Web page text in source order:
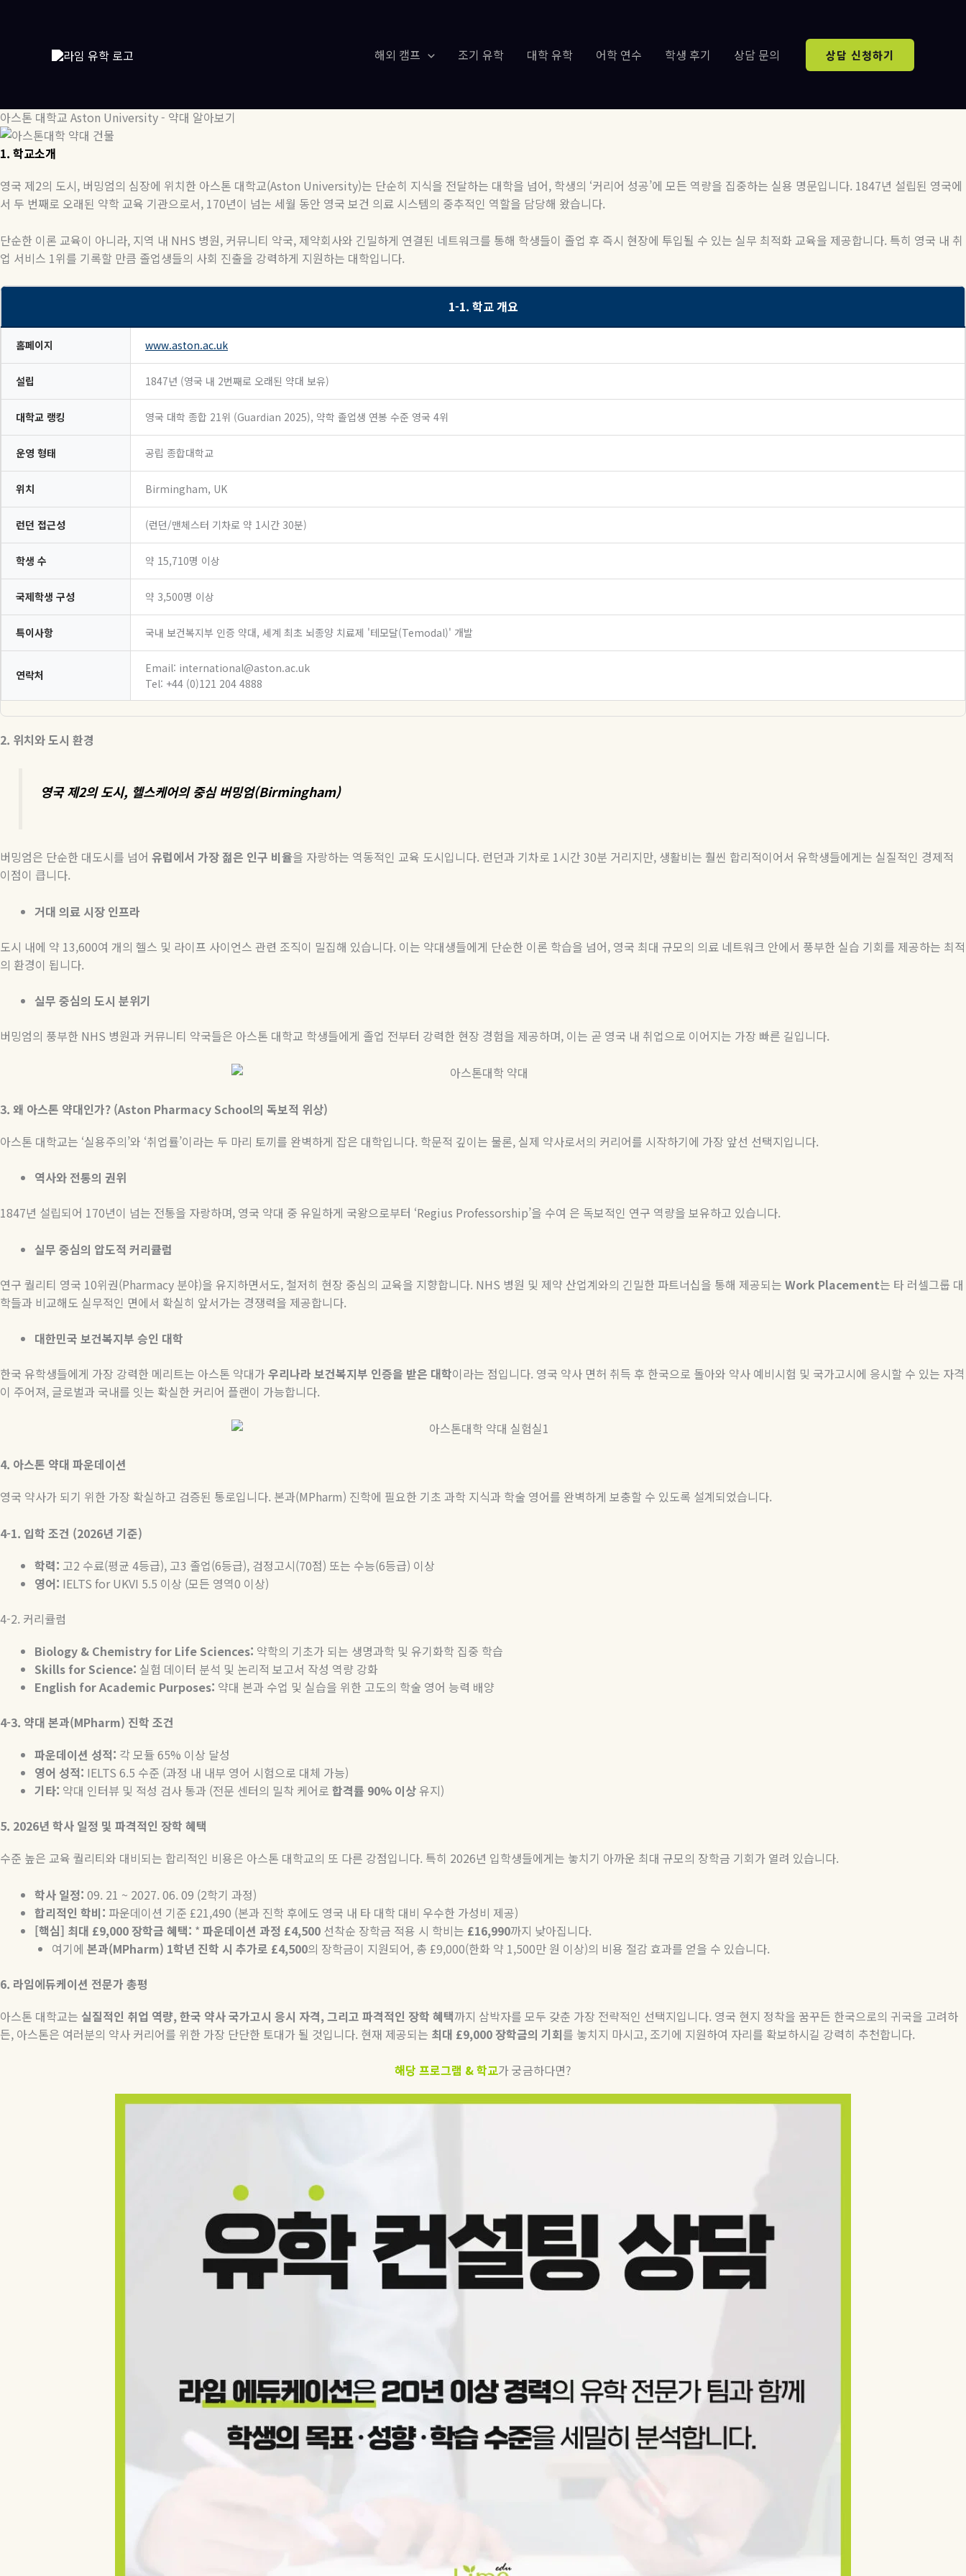
뛰
기
해외 캠프 조기 유학 대학 유학 어학 연수 학생 후기 상담 문의 상담 신청하기
아스톤 대학교 Aston University - 약대 알아보기
1. 학교소개
영국 제2의 도시, 버밍엄의 심장에 위치한 아스톤 대학교(Aston University)는 단순히 지식을 전달하는 대학을 넘어, 학생의 ‘커리어 성공’에 모든 역량을 집중하는 실용 명문입니다. 1847년 설립된 영국에
서 두 번째로 오래된 약학 교육 기관으로서, 170년이 넘는 세월 동안 영국 보건 의료 시스템의 중추적인 역할을 담당해 왔습니다.
단순한 이론 교육이 아니라, 지역 내 NHS 병원, 커뮤니티 약국, 제약회사와 긴밀하게 연결된 네트워크를 통해 학생들이 졸업 후 즉시 현장에 투입될 수 있는 실무 최적화 교육을 제공합니다. 특히 영국 내 취
업 서비스 1위를 기록할 만큼 졸업생들의 사회 진출을 강력하게 지원하는 대학입니다.
1-1. 학교 개요
홈페이지 www.aston.ac.uk
설립 1847년 (영국 내 2번째로 오래된 약대 보유)
대학교 랭킹 영국 대학 종합 21위 (Guardian 2025), 약학 졸업생 연봉 수준 영국 4위
운영 형태 공립 종합대학교
위치 Birmingham, UK
런던 접근성 (런던/맨체스터 기차로 약 1시간 30분)
학생 수 약 15,710명 이상
국제학생 구성 약 3,500명 이상
특이사항 국내 보건복지부 인증 약대, 세계 최초 뇌종양 치료제 '테모달(Temodal)' 개발
연락처
Email: international@aston.ac.uk
Tel: +44 (0)121 204 4888
2. 위치와 도시 환경
영국 제2의 도시, 헬스케어의 중심 버밍엄(Birmingham)
버밍엄은 단순한 대도시를 넘어 유럽에서 가장 젊은 인구 비율을 자랑하는 역동적인 교육 도시입니다. 런던과 기차로 1시간 30분 거리지만, 생활비는 훨씬 합리적이어서 유학생들에게는 실질적인 경제적
이점이 큽니다.
거대 의료 시장 인프라
도시 내에 약 13,600여 개의 헬스 및 라이프 사이언스 관련 조직이 밀집해 있습니다. 이는 약대생들에게 단순한 이론 학습을 넘어, 영국 최대 규모의 의료 네트워크 안에서 풍부한 실습 기회를 제공하는 최적
의 환경이 됩니다.
실무 중심의 도시 분위기
버밍엄의 풍부한 NHS 병원과 커뮤니티 약국들은 아스톤 대학교 학생들에게 졸업 전부터 강력한 현장 경험을 제공하며, 이는 곧 영국 내 취업으로 이어지는 가장 빠른 길입니다.
3. 왜 아스톤 약대인가? (Aston Pharmacy School의 독보적 위상)
아스톤 대학교는 ‘실용주의’와 ‘취업률’이라는 두 마리 토끼를 완벽하게 잡은 대학입니다. 학문적 깊이는 물론, 실제 약사로서의 커리어를 시작하기에 가장 앞선 선택지입니다.
역사와 전통의 권위
1847년 설립되어 170년이 넘는 전통을 자랑하며, 영국 약대 중 유일하게 국왕으로부터 ‘Regius Professorship’을 수여 은 독보적인 연구 역량을 보유하고 있습니다.
실무 중심의 압도적 커리큘럼
연구 퀄리티 영국 10위권(Pharmacy 분야)을 유지하면서도, 철저히 현장 중심의 교육을 지향합니다. NHS 병원 및 제약 산업계와의 긴밀한 파트너십을 통해 제공되는 Work Placement는 타 러셀그룹 대
학들과 비교해도 실무적인 면에서 확실히 앞서가는 경쟁력을 제공합니다.
대한민국 보건복지부 승인 대학
한국 유학생들에게 가장 강력한 메리트는 아스톤 약대가우리나라 보건복지부 인증을 받은 대학이라는 점입니다. 영국 약사 면허 취득 후 한국으로 돌아와 약사 예비시험 및 국가고시에 응시할 수 있는 자격
이 주어져, 글로벌과 국내를 잇는 확실한 커리어 플랜이 가능합니다.
4. 아스톤 약대 파운데이션
영국 약사가 되기 위한 가장 확실하고 검증된 통로입니다. 본과(MPharm) 진학에 필요한 기초 과학 지식과 학술 영어를 완벽하게 보충할 수 있도록 설계되었습니다.
4-1. 입학 조건 (2026년 기준)
학력: 고2 수료(평균 4등급), 고3 졸업(6등급), 검정고시(70점) 또는 수능(6등급) 이상
영어: IELTS for UKVI 5.5 이상 (모든 영역0 이상)
4-2. 커리큘럼
Biology & Chemistry for Life Sciences: 약학의 기초가 되는 생명과학 및 유기화학 집중 학습
Skills for Science: 실험 데이터 분석 및 논리적 보고서 작성 역량 강화
English for Academic Purposes: 약대 본과 수업 및 실습을 위한 고도의 학술 영어 능력 배양
4-3. 약대 본과(MPharm) 진학 조건
파운데이션 성적: 각 모듈 65% 이상 달성
영어 성적: IELTS 6.5 수준 (과정 내 내부 영어 시험으로 대체 가능)
기타: 약대 인터뷰 및 적성 검사 통과 (전문 센터의 밀착 케어로 합격률 90% 이상유지)
5. 2026년 학사 일정 및 파격적인 장학 혜택
수준 높은 교육 퀄리티와 대비되는 합리적인 비용은 아스톤 대학교의 또 다른 강점입니다. 특히 2026년 입학생들에게는 놓치기 아까운 최대 규모의 장학금 기회가 열려 있습니다.
학사 일정: 09. 21 ~ 2027. 06. 09 (2학기 과정)
합리적인 학비: 파운데이션 기준 £21,490 (본과 진학 후에도 영국 내 타 대학 대비 우수한 가성비 제공)
[핵심] 최대 £9,000 장학금 혜택: * 파운데이션 과정 £4,500 선착순 장학금 적용 시 학비는 £16,990까지 낮아집니다.
여기에 본과(MPharm) 1학년 진학 시 추가로 £4,500의 장학금이 지원되어, 총 £9,000(한화 약 1,500만 원 이상)의 비용 절감 효과를 얻을 수 있습니다.
6. 라임에듀케이션 전문가 총평
아스톤 대학교는 실질적인 취업 역량, 한국 약사 국가고시 응시 자격, 그리고 파격적인 장학 혜택까지 삼박자를 모두 갖춘 가장 전략적인 선택지입니다. 영국 현지 정착을 꿈꾸든 한국으로의 귀국을 고려하
든, 아스톤은 여러분의 약사 커리어를 위한 가장 단단한 토대가 될 것입니다. 현재 제공되는 최대 £9,000 장학금의 기회를 놓치지 마시고, 조기에 지원하여 자리를 확보하시길 강력히 추천합니다.
해당 프로그램 & 학교가 궁금하다면?